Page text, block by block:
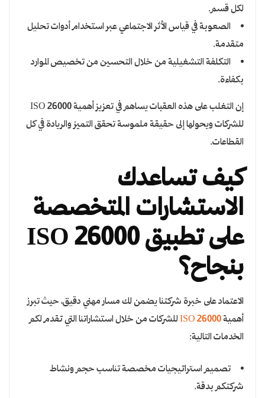
لكل قسم.
الصعوبة في قياس الأثر الاجتماعي عبر استخدام أدوات تحليل
متقدمة.
التكلفة التشغيلية من خلال التحسين من تخصيص الموارد
بكفاءة.
إن التغلب على هذه العقبات يساهم في تعزيز أهمية ISO 26000
للشركات ويحولها إلى حقيقة ملموسة تحقق التميز والريادة في كل
القطاعات.
كيف تساعدك
الاستشارات المتخصصة
على تطبيق ISO 26000
بنجاح؟
الاعتماد على خبرة شركتنا يضمن لك مسار مهني دقيق، حيث تبرز
أهميةISO 26000للشركات من خلال استشاراتنا التي تقدم لكم
الخدمات التالية:
تصميم استراتيجيات مخصصة تناسب حجم ونشاط
شركتكم بدقة.